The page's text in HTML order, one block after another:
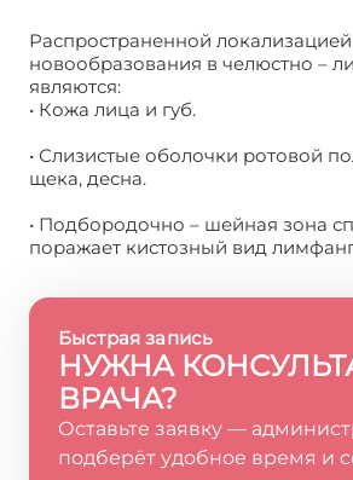
Распространенной локализацией
новообразования в челюстно –
являются:
• Кожа лица и губ.
• Слизистые оболочки ротовой
щека, десна.
• Подбородочно – шейная зона
поражает кистозный вид
Быстрая запись
НУЖНА
ВРАЧА?
Оставьте заявку —
подберёт удобное время и